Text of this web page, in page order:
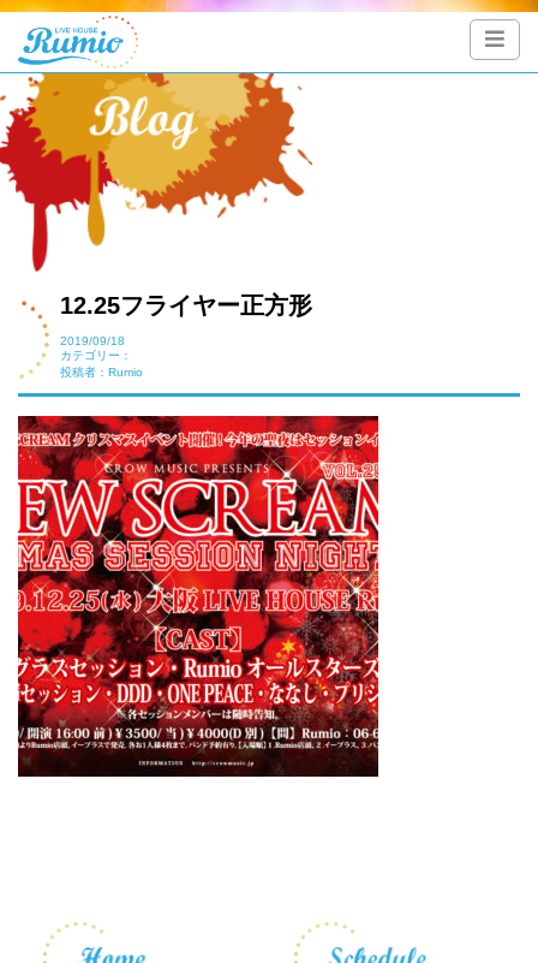
12.25フライヤー正方形
2019/09/18
カテゴリー：
投稿者：Rumio